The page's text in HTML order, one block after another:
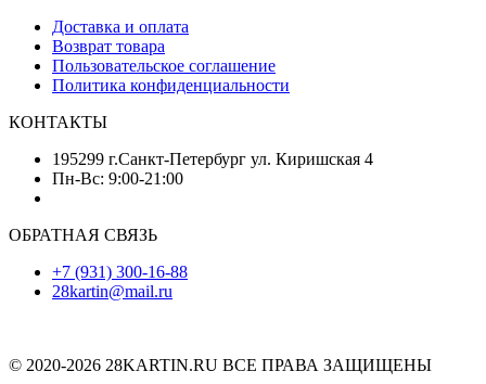
Доставка и оплата
Возврат товара
Пользовательское соглашение
Политика конфиденциальности
КОНТАКТЫ
195299 г.Санкт-Петербург ул. Киришская 4
Пн-Вс: 9:00-21:00
ОБРАТНАЯ СВЯЗЬ
+7 (931) 300-16-88
28kartin@mail.ru
© 2020-2026 28KARTIN.RU ВСЕ ПРАВА ЗАЩИЩЕНЫ